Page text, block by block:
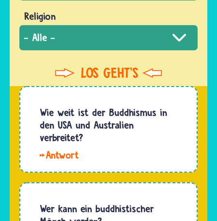
Religion
Wie weit ist der Buddhismus in
den USA und Australien
verbreitet?
Anzahl
Menschen,
die an
Wer kann ein buddhistischer